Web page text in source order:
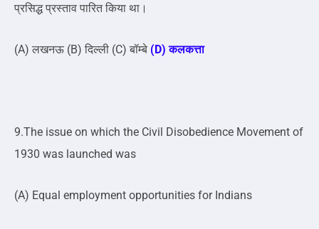
प्रसिद्ध प्रस्ताव पारित किया था।
(A) लखनऊ (B) दिल्ली (C) बॉम्बे (D) कलकत्ता
9.The issue on which the Civil Disobedience Movement of
1930 was launched was
(A) Equal employment opportunities for Indians